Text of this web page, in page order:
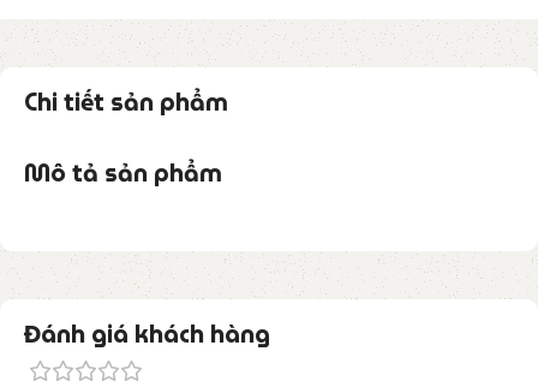
Chi tiết sản phẩm
Mô tả sản phẩm
Đánh giá khách hàng